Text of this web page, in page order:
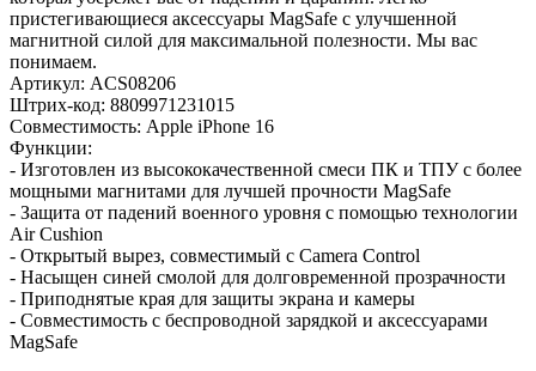
пристегивающиеся аксессуары MagSafe с улучшенной
магнитной силой для максимальной полезности. Мы вас
понимаем.
Артикул: ACS08206
Штрих-код: 8809971231015
Совместимость: Apple iPhone 16
Функции:
- Изготовлен из высококачественной смеси ПК и ТПУ с более
мощными магнитами для лучшей прочности MagSafe
- Защита от падений военного уровня с помощью технологии
Air Cushion
- Открытый вырез, совместимый с Camera Control
- Насыщен синей смолой для долговременной прозрачности
- Приподнятые края для защиты экрана и камеры
- Совместимость с беспроводной зарядкой и аксессуарами
MagSafe